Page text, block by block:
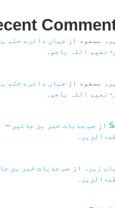
مسعود از جہاں دائرے ختم
نعیم اللہ باجوہ
مسعود از جہاں دائرے ختم
نعیم اللہ باجوہ
از جب جذبات خبر بن جائیں –
زہرہ از جب جذبات خبر بن